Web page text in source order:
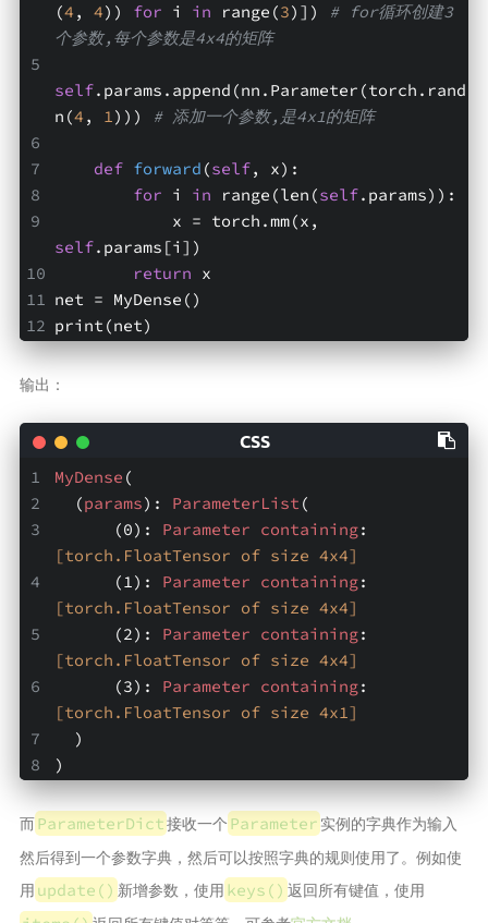
(4 , 4)) for i in range(3)])
# for循环创建3
个参数,每个参数是4x4的矩阵
self.params.append(nn.Parameter(torch.rand
n(4 , 1))) # 添加一个参数,是4x1的矩阵
def forward (self, x) :
for i in range(len(self.params)):
self.params[i])
return x
net = MyDense()
print(net)
输出：
MyDense (
  (
params): ParameterList (
      (0):
Parameter containing
[torch.FloatTensor of size 4x4]
      (1):
Parameter containing
[torch.FloatTensor of size 4x4]
      (2):
Parameter containing
[torch.FloatTensor of size 4x4]
      (3):
Parameter containing
[torch.FloatTensor of size 4x1]
  )
)
而ParameterDict接收一个 Parameter 实例的字典作为输入
然后得到一个参数字典，然后可以按照字典的规则使用了。例如使
用 update() 新增参数，使用 keys() 返回所有键值，使用